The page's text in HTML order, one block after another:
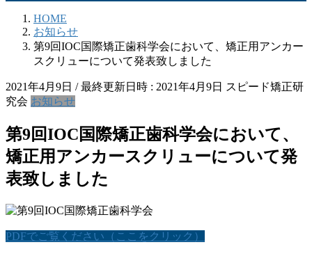
HOME
お知らせ
第9回IOC国際矯正歯科学会において、矯正用アンカー
スクリューについて発表致しました
2021年4月9日 / 最終更新日時 : 2021年4月9日 スピード矯正研
究会 お知らせ
第9回IOC国際矯正歯科学会において、
矯正用アンカースクリューについて発
表致しました
PDFでご覧ください（ここをクリック）